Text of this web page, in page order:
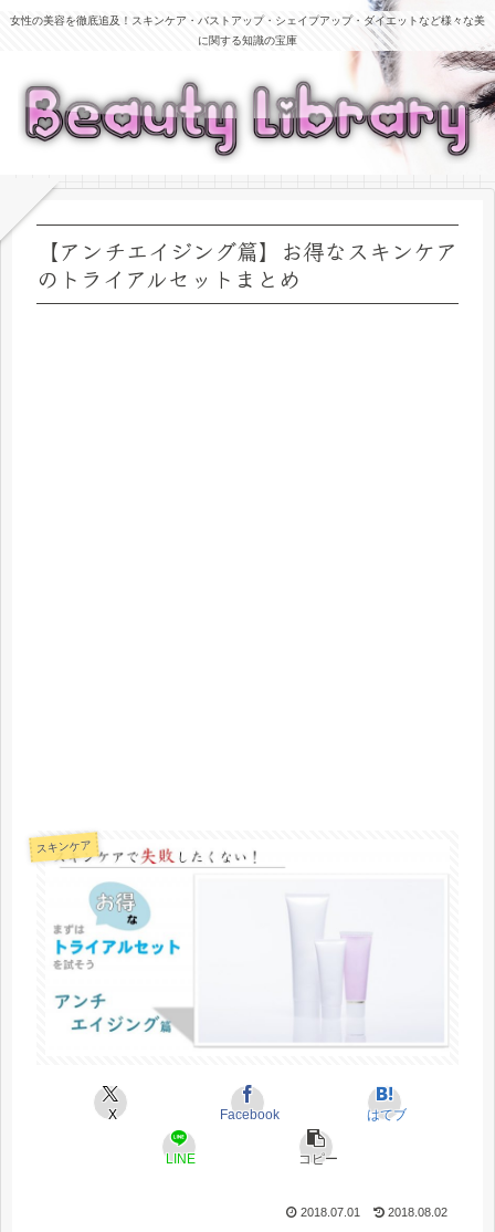
女性の美容を徹底追及！スキンケア・バストアップ・シェイプアップ・ダイエットなど様々な美
に関する知識の宝庫
【アンチエイジング篇】お得なスキンケア
のトライアルセットまとめ
スキンケア
X Facebook はてブ
LINE コピー
2018.07.01 2018.08.02